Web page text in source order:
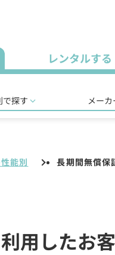
レンタルする
で探す メーカ
能別 長期間無償保
用したお